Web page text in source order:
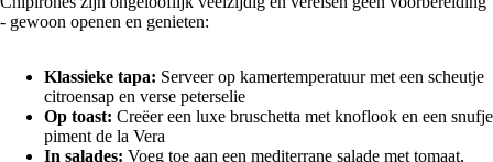
- gewoon openen en genieten:
Klassieke tapa: Serveer op kamertemperatuur met een scheutje
citroensap en verse peterselie
Op toast: Creëer een luxe bruschetta met knoflook en een snufje
piment de la Vera
In salades: Voeg toe aan een mediterrane salade met tomaat,